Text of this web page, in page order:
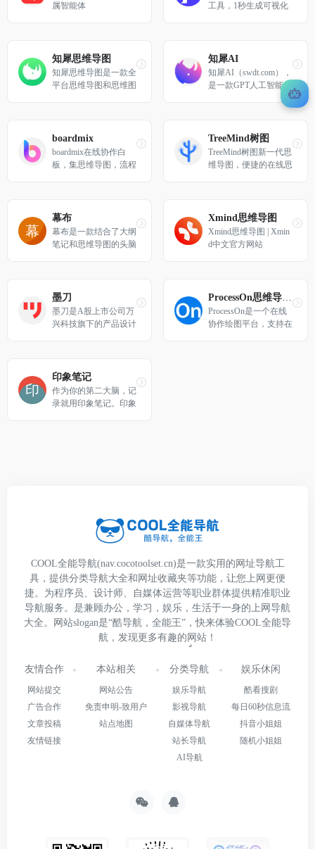
属智能体
工具，1秒生成可视化
知犀思维导图
知犀思维导图是一款全
平台思维导图和思维图
持多端云同步，节点无
限制
知犀AI
知犀AI（swdt.com），
是一款GPT人工智能Ai
思维导图工具，输入一
句话即可一键生成思维
boardmix
boardmix在线协作白
板，集思维导图，流程
无限延伸，免费在线使
用。
TreeMind树图
TreeMind树图新一代思
维导图，便捷的在线思
板，轻松制作脑图、树
形图、鱼骨图、组织架
构图、时间轴、时间线
幕布
幕布是一款结合了大纲
笔记和思维导图的头脑
务、制定计划甚至是组
织头脑风暴。完整覆盖
电脑端和移动端
Xmind思维导图
Xmind思维导图 | Xmin
d中文官方网站
墨刀
墨刀是A股上市公司万
兴科技旗下的产品设计
图、思维导图为一体，
支持团队项目实时协作
和管理，金融级数据安
ProcessOn思维导图、流程图
ProcessOn是一个在线
协作绘图平台，支持在
印象笔记
作为你的第二大脑，记
录就用印象笔记。印象
COOL全能导航(nav.cocotoolset.cn)是一款实用的网址导航工
具，提供分类导航大全和网址收藏夹等功能，让您上网更便
捷。为程序员、设计师、自媒体运营等职业群体提供精准职业
导航服务。是兼顾办公，学习，娱乐，生活于一身的上网导航
大全。网站slogan是“酷导航，全能王”，快来体验COOL全能导
航，发现更多有趣的网站！
友情合作
网站提交
广告合作
文章投稿
友情链接
本站相关
网站公告
免责申明-致用户
站点地图
分类导航
娱乐导航
影视导航
自媒体导航
站长导航
AI导航
娱乐休闲
酷看搜剧
每日60秒信息流
抖音小姐姐
随机小姐姐